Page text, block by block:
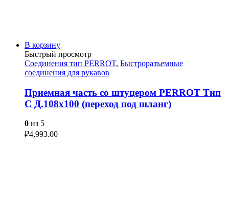
В корзину
Быстрый просмотр
Соединения тип PERROT, Быстроразъемные
соединения для рукавов
Приемная часть со штуцером PERROT Тип
C Д.108х100 (переход под шланг)
0 из 5
₽4,993.00